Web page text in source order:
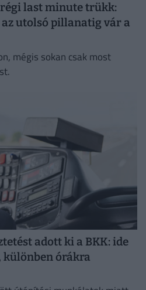
last minute trükk:
utolsó pillanatig vár a
mégis sokan csak most
adott ki a BKK: ide
különben órákra